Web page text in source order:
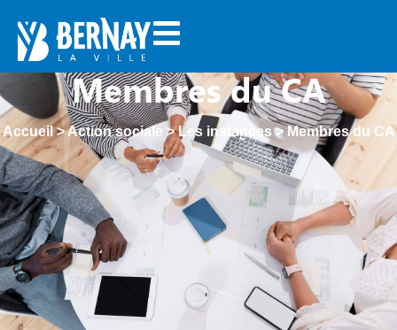
Membres du CA
Accueil>Action sociale >Les instances>Membres du CA